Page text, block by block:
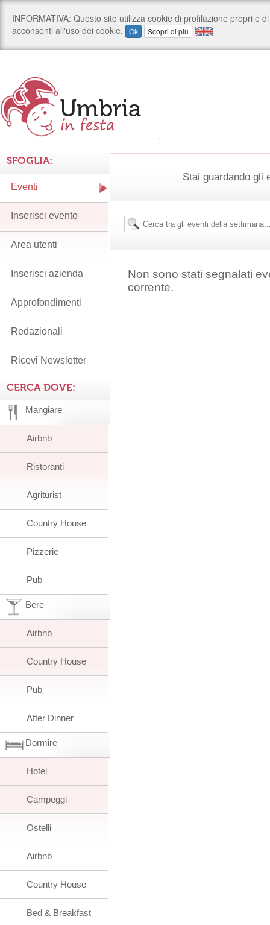
Stai guardando gli
Non sono stati segnalati
corrente.
SFOGLIA:
Eventi
Inserisci evento
Area utenti
Inserisci azienda
Approfondimenti
Redazionali
Ricevi Newsletter
CERCA DOVE:
Mangiare
Airbnb
Ristoranti
Agriturist
Country House
Pizzerie
Pub
Bere
Airbnb
Country House
Pub
After Dinner
Dormire
Hotel
Campeggi
Ostelli
Airbnb
Country House
Bed & Breakfast